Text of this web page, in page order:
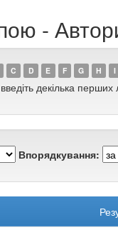
-
C D E F G H I
декілька перших
Впорядкування: